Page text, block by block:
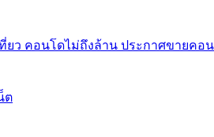
ยว คอนโดไม่ถึงล้าน ประกาศขายค
ต